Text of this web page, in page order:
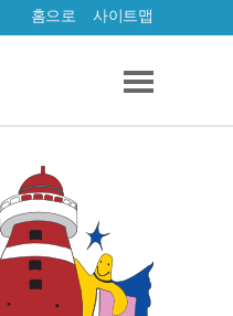
홈으로 사이트맵